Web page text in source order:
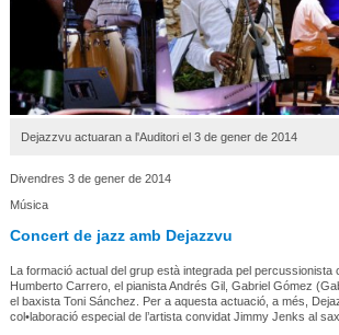
Dejazzvu actuaran a l'Auditori el 3 de gener de 2014
Divendres 3 de gener de 2014
Música
Concert de jazz amb Dejazzvu
La formació actual del grup està integrada pel percussionista
Humberto Carrero, el pianista Andrés Gil, Gabriel Gómez
el baxista Toni Sánchez. Per a aquesta actuació, a més,
col•laboració especial de l’artista convidat Jimmy Jenks al